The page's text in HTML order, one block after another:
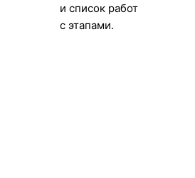
и список работ
с этапами.